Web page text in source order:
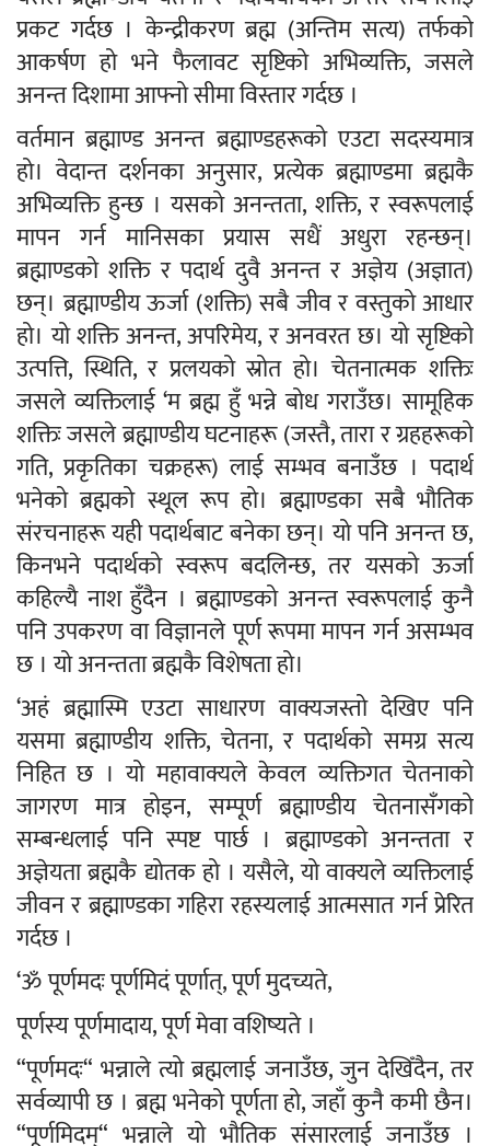
प्रकट गर्दछ । केन्द्रीकरण ब्रह्म (अन्तिम सत्य) तर्फको
आकर्षण हो भने फैलावट सृष्टिको अभिव्यक्ति, जसले
अनन्त दिशामा आफ्नो सीमा विस्तार गर्दछ ।
वर्तमान ब्रह्माण्ड अनन्त ब्रह्माण्डहरूको एउटा सदस्यमात्र
हो। वेदान्त दर्शनका अनुसार, प्रत्येक ब्रह्माण्डमा ब्रह्मकै
अभिव्यक्ति हुन्छ । यसको अनन्तता, शक्ति, र स्वरूपलाई
मापन गर्न मानिसका प्रयास सधैं अधुरा रहन्छन्।
ब्रह्माण्डको शक्ति र पदार्थ दुवै अनन्त र अज्ञेय (अज्ञात)
छन्। ब्रह्माण्डीय ऊर्जा (शक्ति) सबै जीव र वस्तुको आधार
हो। यो शक्ति अनन्त, अपरिमेय, र अनवरत छ। यो सृष्टिको
उत्पत्ति, स्थिति, र प्रलयको स्रोत हो। चेतनात्मक शक्तिः
जसले व्यक्तिलाई ‘म ब्रह्म हुँ भन्ने बोध गराउँछ। सामूहिक
शक्तिः जसले ब्रह्माण्डीय घटनाहरू (जस्तै, तारा र ग्रहहरूको
गति, प्रकृतिका चक्रहरू) लाई सम्भव बनाउँछ । पदार्थ
भनेको ब्रह्मको स्थूल रूप हो। ब्रह्माण्डका सबै भौतिक
संरचनाहरू यही पदार्थबाट बनेका छन्। यो पनि अनन्त छ,
किनभने पदार्थको स्वरूप बदलिन्छ, तर यसको ऊर्जा
कहिल्यै नाश हुँदैन । ब्रह्माण्डको अनन्त स्वरूपलाई कुनै
पनि उपकरण वा विज्ञानले पूर्ण रूपमा मापन गर्न असम्भव
छ । यो अनन्तता ब्रह्मकै विशेषता हो।
‘अहं ब्रह्मास्मि एउटा साधारण वाक्यजस्तो देखिए पनि
यसमा ब्रह्माण्डीय शक्ति, चेतना, र पदार्थको समग्र सत्य
निहित छ । यो महावाक्यले केवल व्यक्तिगत चेतनाको
जागरण मात्र होइन, सम्पूर्ण ब्रह्माण्डीय चेतनासँगको
सम्बन्धलाई पनि स्पष्ट पार्छ । ब्रह्माण्डको अनन्तता र
अज्ञेयता ब्रह्मकै द्योतक हो । यसैले, यो वाक्यले व्यक्तिलाई
जीवन र ब्रह्माण्डका गहिरा रहस्यलाई आत्मसात गर्न प्रेरित
गर्दछ ।
‘ॐ पूर्णमदः पूर्णमिदं पूर्णात्, पूर्ण मुदच्यते,
पूर्णस्य पूर्णमादाय, पूर्ण मेवा वशिष्यते ।
“पूर्णमदः“ भन्नाले त्यो ब्रह्मलाई जनाउँछ, जुन देखिँदैन, तर
सर्वव्यापी छ । ब्रह्म भनेको पूर्णता हो, जहाँ कुनै कमी छैन।
“पूर्णमिदम्“ भन्नाले यो भौतिक संसारलाई जनाउँछ ।